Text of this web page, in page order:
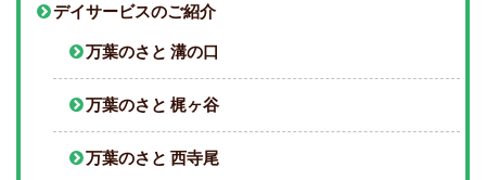
デイサービスのご紹介
万葉のさと 溝の口
万葉のさと 梶ヶ谷
万葉のさと 西寺尾